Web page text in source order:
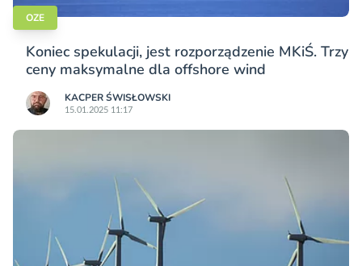
OZE
Koniec spekulacji, jest rozporządzenie MKiŚ. Trzy
ceny maksymalne dla offshore wind
KACPER ŚWISŁO­WSKI
15.01.2025 11:17